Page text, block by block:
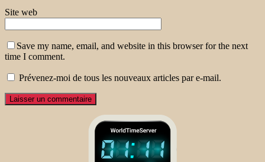
Site web
Save my name, email, and website in this browser for the next
time I comment.
Prévenez-moi de tous les nouveaux articles par e-mail.